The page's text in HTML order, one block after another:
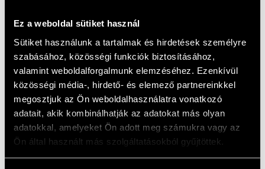
Ez a weboldal sütiket használ
Sütiket használunk a tartalmak és hirdetések személyre
szabásához, közösségi funkciók biztosításához,
valamint weboldalforgalmunk elemzéséhez. Ezenkívül
közösségi média-, hirdető- és elemező partnereinkkel
megosztjuk az Ön weboldalhasználatra vonatkozó
adatait, akik kombinálhatják az adatokat más olyan
adatokkal, amelyeket Ön adott meg számukra vagy az
Ön által használt más szolgáltatásokból gyűjtöttek.
TITLE OF
THE WORK
LUR II
COMPOSER Maros Miklós
ORIGINAL /
HUNGARIAN
TITLE
FOREIGN
ENGLISH
TITLE
Lur II